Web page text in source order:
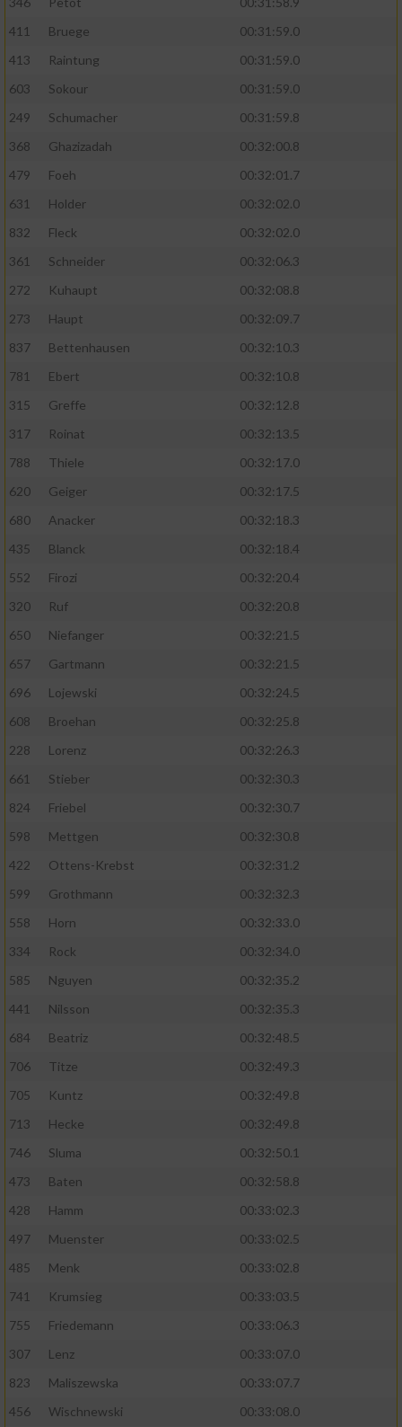
411
Bruege
00:31:59.0
413
Raintung
00:31:59.0
603
Sokour
00:31:59.0
249
Schumacher
00:31:59.8
368
Ghazizadah
00:32:00.8
479
Foeh
00:32:01.7
631
Holder
00:32:02.0
832
Fleck
00:32:02.0
361
Schneider
00:32:06.3
272
Kuhaupt
00:32:08.8
273
Haupt
00:32:09.7
837
Bettenhausen
00:32:10.3
781
Ebert
00:32:10.8
315
Greffe
00:32:12.8
317
Roinat
00:32:13.5
788
Thiele
00:32:17.0
620
Geiger
00:32:17.5
680
Anacker
00:32:18.3
435
Blanck
00:32:18.4
552
Firozi
00:32:20.4
320
Ruf
00:32:20.8
650
Niefanger
00:32:21.5
657
Gartmann
00:32:21.5
696
Lojewski
00:32:24.5
608
Broehan
00:32:25.8
228
Lorenz
00:32:26.3
661
Stieber
00:32:30.3
824
Friebel
00:32:30.7
598
Mettgen
00:32:30.8
422
Ottens-Krebst
00:32:31.2
599
Grothmann
00:32:32.3
558
Horn
00:32:33.0
334
Rock
00:32:34.0
585
Nguyen
00:32:35.2
441
Nilsson
00:32:35.3
684
Beatriz
00:32:48.5
706
Titze
00:32:49.3
705
Kuntz
00:32:49.8
713
Hecke
00:32:49.8
746
Sluma
00:32:50.1
473
Baten
00:32:58.8
428
Hamm
00:33:02.3
497
Muenster
00:33:02.5
485
Menk
00:33:02.8
741
Krumsieg
00:33:03.5
755
Friedemann
00:33:06.3
307
Lenz
00:33:07.0
823
Maliszewska
00:33:07.7
456
Wischnewski
00:33:08.0